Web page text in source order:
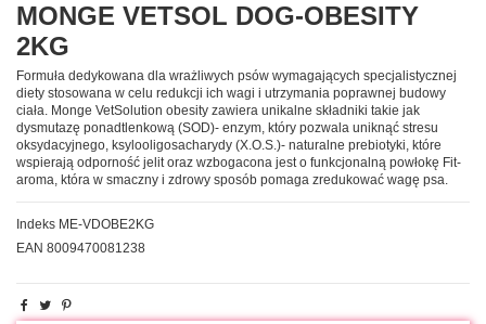
MONGE VETSOL DOG-OBESITY
2KG
Formuła dedykowana dla wrażliwych psów wymagających specjalistycznej
diety stosowana w celu redukcji ich wagi i utrzymania poprawnej budowy
ciała. Monge VetSolution obesity zawiera unikalne składniki takie jak
dysmutazę ponadtlenkową (SOD)- enzym, który pozwala uniknąć stresu
oksydacyjnego, ksylooligosacharydy (X.O.S.)- naturalne prebiotyki, które
wspierają odporność jelit oraz wzbogacona jest o funkcjonalną powłokę Fit-
aroma, która w smaczny i zdrowy sposób pomaga zredukować wagę psa.
Indeks ME-VDOBE2KG
EAN 8009470081238